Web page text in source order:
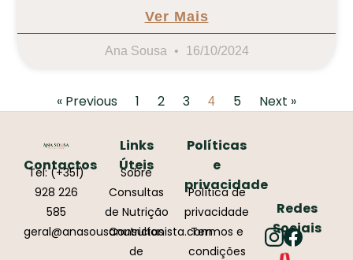
Ver Mais
Ana Sousa 16/10/2024
« Previous 1 2 3 4 5 Next »
Contactos
Tel: (+351)
928 226
585
geral@anasousanutricionista.com
Links
Úteis
Sobre
Consultas
de Nutrição
Consultas
de
Políticas
e
privacidade
Política de
privacidade
Termos e
condições
Redes
Sociais